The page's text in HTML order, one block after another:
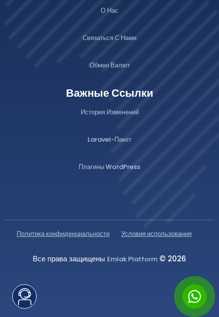
О Нас
Связаться С Нами
Обмен Валют
Важные Ссылки
История Изменений
Laravel-Пакет
Плагины WordPress
Политика конфиденциальности Условия использования
Все права защищены Emlak Platform © 2026